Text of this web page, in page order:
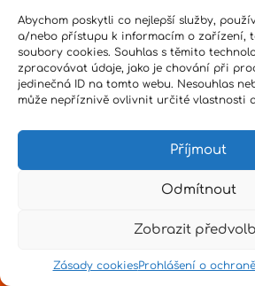
Abychom poskytli co nejlepší služby,
a/nebo přístupu k informacím o zařízení,
soubory cookies. Souhlas s těmito
zpracovávat údaje, jako je chování při
jedinečná ID na tomto webu. Nesouhlas
může nepříznivě ovlivnit určité vlastnosti
Příjmout
Odmítnout
Zobrazit
Zásady cookiesProhlášení o